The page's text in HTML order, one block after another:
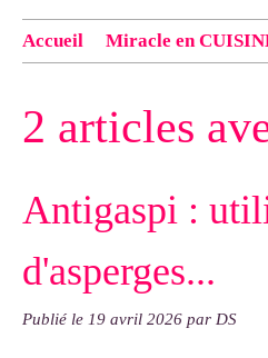
Accueil Miracle en
exemple : "Bonnet cloche
2 articles
Antigaspi :
d'asperges...
Publié le 19 avril 2026 par DS